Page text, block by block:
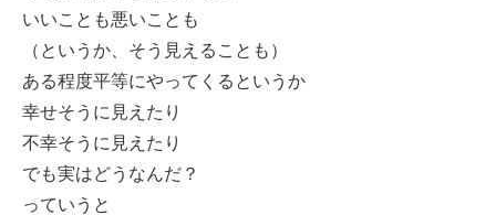
いいことも悪いことも
（というか、そう見えることも）
ある程度平等にやってくるというか
幸せそうに見えたり
不幸そうに見えたり
でも実はどうなんだ？
っていうと